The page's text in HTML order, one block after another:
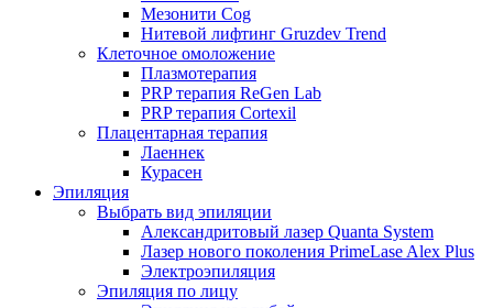
Мезонити Cog
Нитевой лифтинг Gruzdev Trend
Клеточное омоложение
Плазмотерапия
PRP терапия ReGen Lab
PRP терапия Cortexil
Плацентарная терапия
Лаеннек
Курасен
Эпиляция
Выбрать вид эпиляции
Александритовый лазер Quanta System
Лазер нового поколения PrimeLase Alex Plus
Электроэпиляция
Эпиляция по лицу